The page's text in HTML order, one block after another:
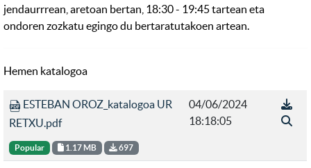
jendaurrrean, aretoan bertan, 18:30 - 19:45 tartean eta
ondoren zozkatu egingo du bertaratutakoen artean.
Hemen katalogoa
ESTEBAN OROZ_katalogoa UR
RETXU.pdf
Popular 1.17 MB 697
04/06/2024
18:18:05